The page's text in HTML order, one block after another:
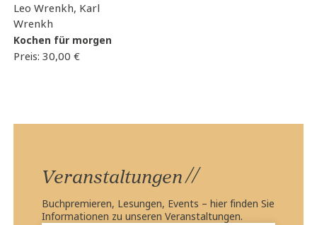
Leo Wrenkh, Karl
Wrenkh
Kochen für morgen
Preis: 30,00 €
Veranstaltungen //
Buchpremieren, Lesungen, Events – hier finden Sie
Informationen zu unseren Veranstaltungen.